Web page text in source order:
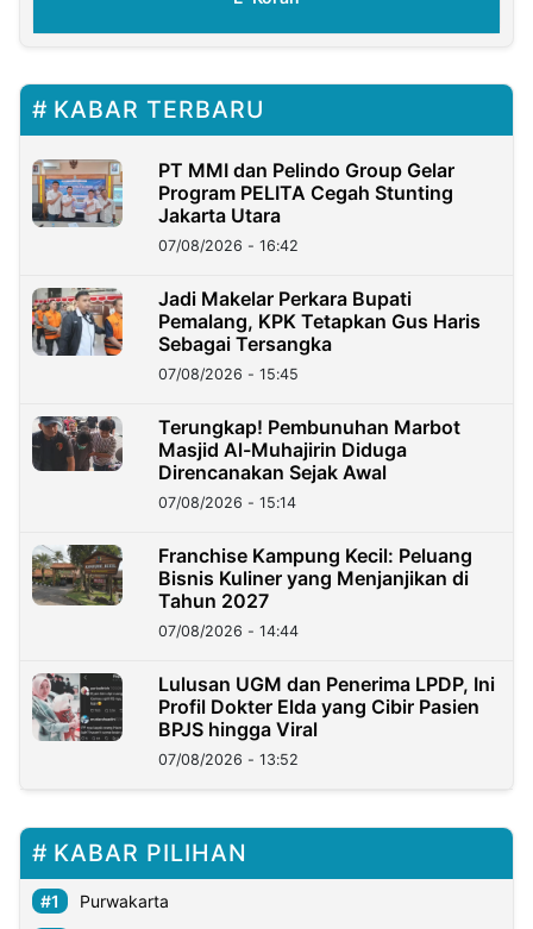
KABAR TERBARU
PT MMI dan Pelindo Group Gelar
Program PELITA Cegah Stunting
Jakarta Utara
07/08/2026 - 16:42
Jadi Makelar Perkara Bupati
Pemalang, KPK Tetapkan Gus Haris
Sebagai Tersangka
07/08/2026 - 15:45
Terungkap! Pembunuhan Marbot
Masjid Al-Muhajirin Diduga
Direncanakan Sejak Awal
07/08/2026 - 15:14
Franchise Kampung Kecil: Peluang
Bisnis Kuliner yang Menjanjikan di
Tahun 2027
07/08/2026 - 14:44
Lulusan UGM dan Penerima LPDP, Ini
Profil Dokter Elda yang Cibir Pasien
BPJS hingga Viral
07/08/2026 - 13:52
KABAR PILIHAN
Purwakarta